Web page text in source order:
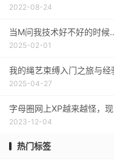
2022-08-24
当M问我技术好不好的时候
2025-02-01
我的绳艺束缚入门之旅与经
2025-04-27
字母圈网上XP越来越怪，
2023-12-04
热门标签